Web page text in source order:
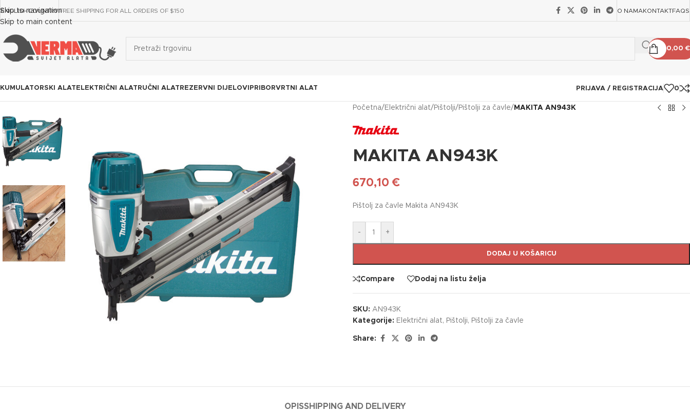
Skip to navigation
Skip to main content
ENGLISHCOUNTRYFREE SHIPPING FOR ALL ORDERS OF $150 O NAMAKONTAKTFAQS
0,00€
ALAT ELEKTRIČNI ALAT RUČNI ALAT REZERVNI DIJELOVI PRIBORVRTNI ALAT PRIJAVA / REGISTRACIJA 0
Početna/ Električni alat/ Pištolji/ Pištolji za čavle/ MAKITA AN943K
MAKITA AN943K
670,10 €
Pištolj za čavle Makita AN943K
- +
DODAJ U KOŠARICU
Compare Dodaj na listu želja
SKU: AN943K
Kategorije: Električni alat, Pištolji, Pištolji za čavle
Share:
OPISSHIPPING AND DELIVERY